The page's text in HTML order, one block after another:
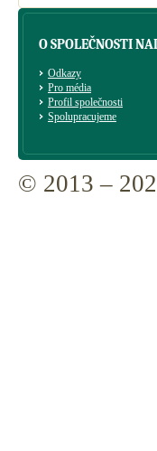
O SPOLEČNOSTI
Odkazy
Pro média
Profil společnosti
Spolupracujeme
© 2013 –